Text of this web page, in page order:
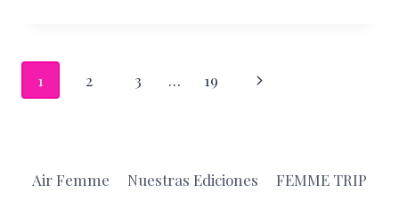
GUÍA
LOS
Navegación
1 2 3 … 19
Siguiente
Air Femme Nuestras Ediciones
FEMME TRIP